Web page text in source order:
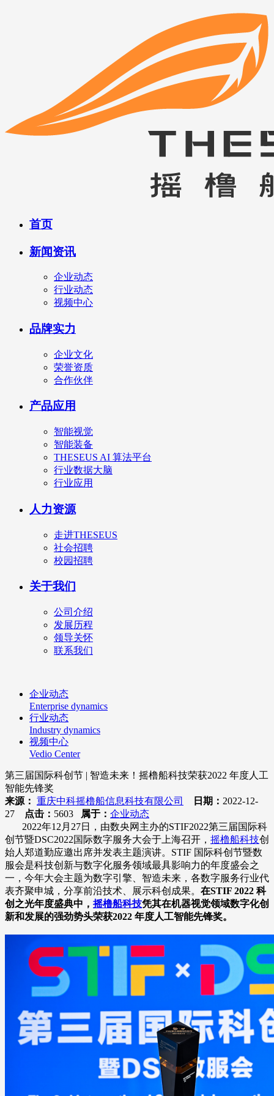
首页
新闻资讯
企业动态
行业动态
视频中心
品牌实力
企业文化
荣誉资质
合作伙伴
产品应用
智能视觉
智能装备
THESEUS AI 算法平台
行业数据大脑
行业应用
人力资源
走进THESEUS
社会招聘
校园招聘
关于我们
公司介绍
发展历程
领导关怀
联系我们
企业动态
Enterprise dynamics
行业动态
Industry dynamics
视频中心
Vedio Center
第三届国际科创节 | 智造未来！摇橹船科技荣获2022 年度人工
智能先锋奖
来源： 重庆中科摇橹船信息科技有限公司 日期： 2022-12-
27
点击： 5603 属于： 企业动态
2022年12月27日，由数央网主办的STIF2022第三届国际科
创节暨DSC2022国际数字服务大会于上海召开， 摇橹船科技创
始人郑道勤应邀出席并发表主题演讲。STIF 国际科创节暨数
服会是科技创新与数字化服务领域最具影响力的年度盛会之
一，今年大会主题为数字引擎、智造未来，各数字服务行业代
表齐聚申城，分享前沿技术、展示科创成果。 在STIF 2022 科
创之光年度盛典中， 摇橹船科技凭其在机器视觉领域数字化创
新和发展的强劲势头荣获2022 年度人工智能先锋奖。